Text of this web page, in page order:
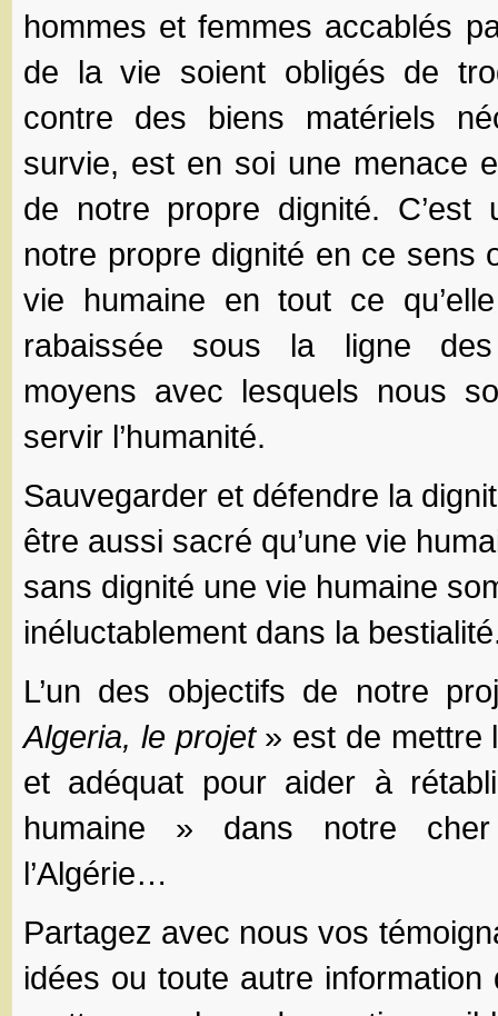
hommes et femmes accablés
de la vie soient obligés de
contre des biens matériels
survie, est en soi une menace
de notre propre dignité. C’est
notre propre dignité en ce sens
vie humaine en tout ce
rabaissée sous la ligne
moyens avec lesquels nous
servir l’humanité.
Sauvegarder et défendre la
être aussi sacré qu’une vie
sans dignité une vie humaine
inéluctablement dans la
L’un des objectifs de notre
Algeria, le projet» est de mettre
et adéquat pour aider à
humaine » dans notre
l’Algérie…
Partagez avec nous vos
idées ou toute autre